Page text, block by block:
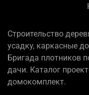
Строительство
усадку, каркасные
Бригада плотников
дачи. Каталог
домокомплект.